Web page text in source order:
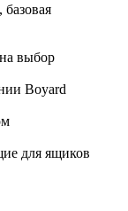
выбор
Boyard
для ящиков